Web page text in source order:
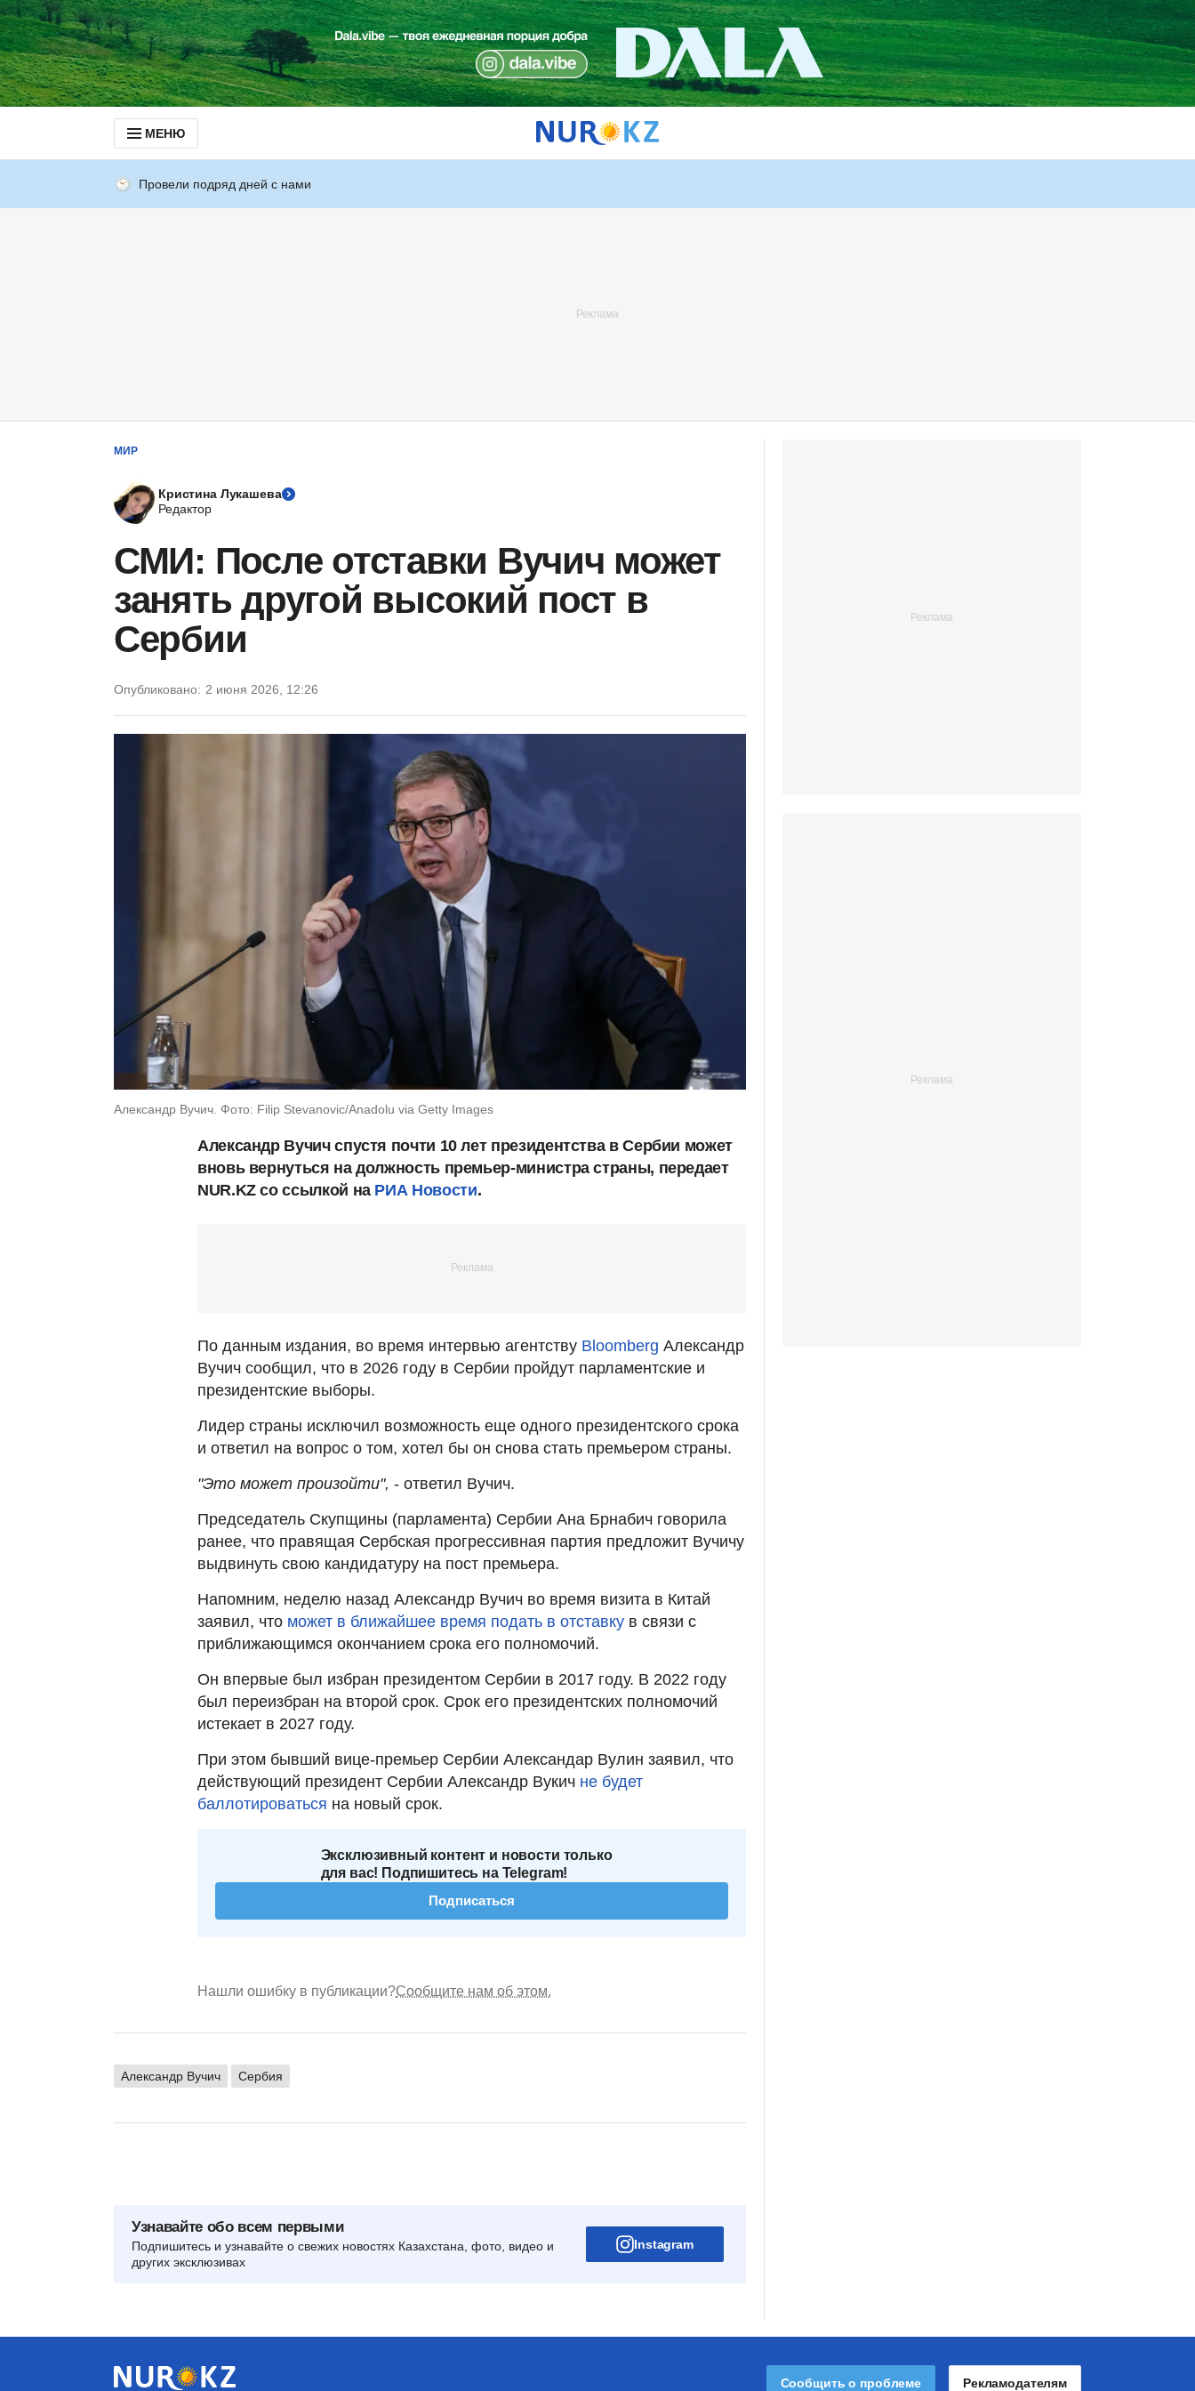
МЕНЮ
Провели подряд дней с нами
МИР
Кристина Лукашева
Редактор
СМИ: После отставки Вучич может
занять другой высокий пост в
Сербии
Опубликовано: 2 июня 2026, 12:26
Александр Вучич. Фото: Filip Stevanovic/Anadolu via Getty Images
Александр Вучич спустя почти 10 лет президентства в Сербии может
вновь вернуться на должность премьер-министра страны, передает
NUR.KZ со ссылкой на РИА Новости.
По данным издания, во время интервью агентству Bloomberg Александр
Вучич сообщил, что в 2026 году в Сербии пройдут парламентские и
президентские выборы.
Лидер страны исключил возможность еще одного президентского срока
и ответил на вопрос о том, хотел бы он снова стать премьером страны.
"Это может произойти", - ответил Вучич.
Председатель Скупщины (парламента) Сербии Ана Брнабич говорила
ранее, что правящая Сербская прогрессивная партия предложит Вучичу
выдвинуть свою кандидатуру на пост премьера.
Напомним, неделю назад Александр Вучич во время визита в Китай
заявил, что может в ближайшее время подать в отставку в связи с
приближающимся окончанием срока его полномочий.
Он впервые был избран президентом Сербии в 2017 году. В 2022 году
был переизбран на второй срок. Срок его президентских полномочий
истекает в 2027 году.
При этом бывший вице-премьер Сербии Александар Вулин заявил, что
действующий президент Сербии Александр Вукич не будет
баллотироваться на новый срок.
Эксклюзивный контент и новости только
для вас! Подпишитесь на Telegram!
Подписаться
Нашли ошибку в публикации?Сообщите нам об этом.
Александр Вучич Сербия
Узнавайте обо всем первыми
Подпишитесь и узнавайте о свежих новостях Казахстана, фото, видео и
других эксклюзивах
Instagram
Сообщить о проблеме Рекламодателям